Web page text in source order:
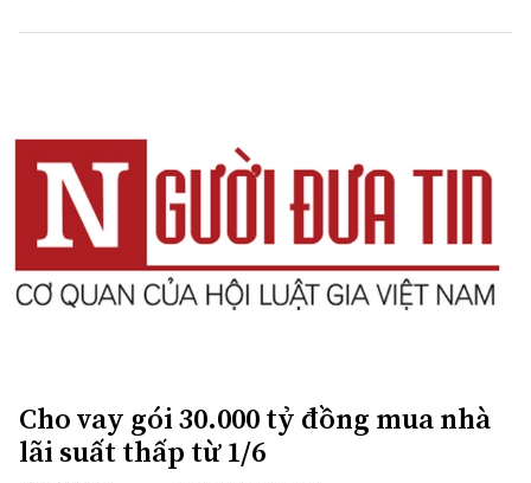
Cho vay gói 30.000 tỷ đồng mua nhà
lãi suất thấp từ 1/6